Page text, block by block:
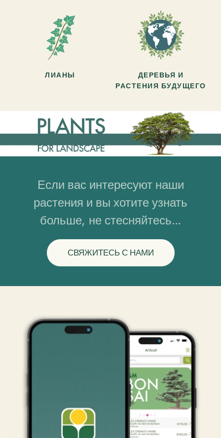
ЛИАНЫ
ДЕРЕВЬЯ И
РАСТЕНИЯ БУДУЩЕГО
Если вас интересуют наши
растения и вы хотите узнать
больше, не стесняйтесь…
СВЯЖИТЕСЬ С НАМИ